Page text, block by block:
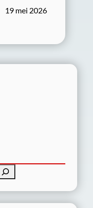
19 mei 2026